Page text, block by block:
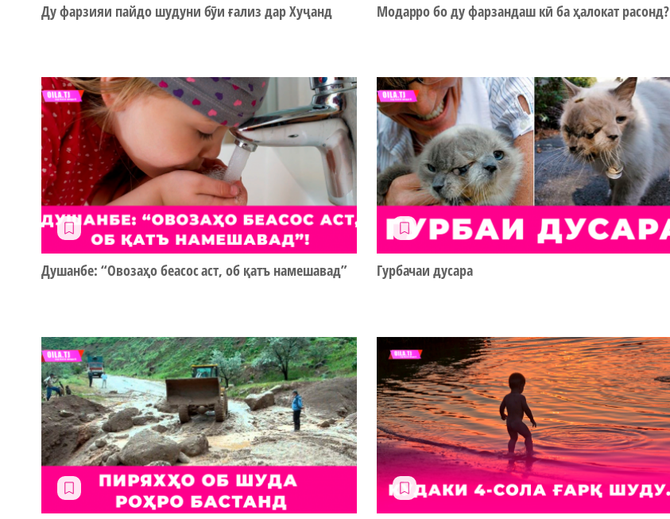
Ду фарзияи пайдо шудуни бӯи ғализ дар Хуҷанд Модарро бо ду фарзандаш кӣ ба ҳалокат расонд?
Душанбе: “Овозаҳо беасос аст, об қатъ намешавад” Гурбачаи дусара